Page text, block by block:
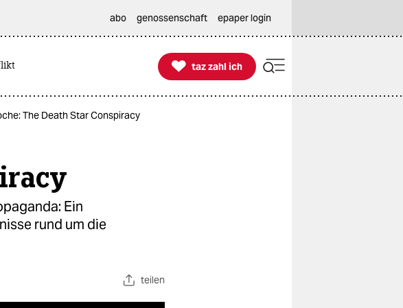
abo genossenschaft epaper login

taz zahl ich
taz zahl ich
The Death Star Conspiracy
Ein
rund um die
teilen